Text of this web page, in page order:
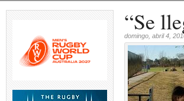
“Se
domingo, abril 4,